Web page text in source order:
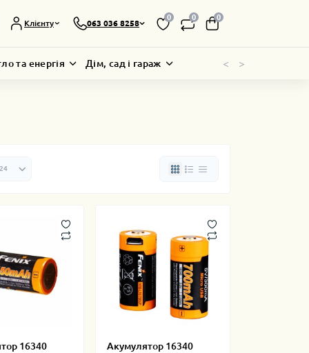
Клієнту 063 036 8258
0 0 0
та енергія Дім, сад і гараж < >
16340
Акумулятор 16340